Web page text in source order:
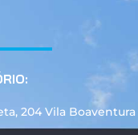
204 Vila Boaventura